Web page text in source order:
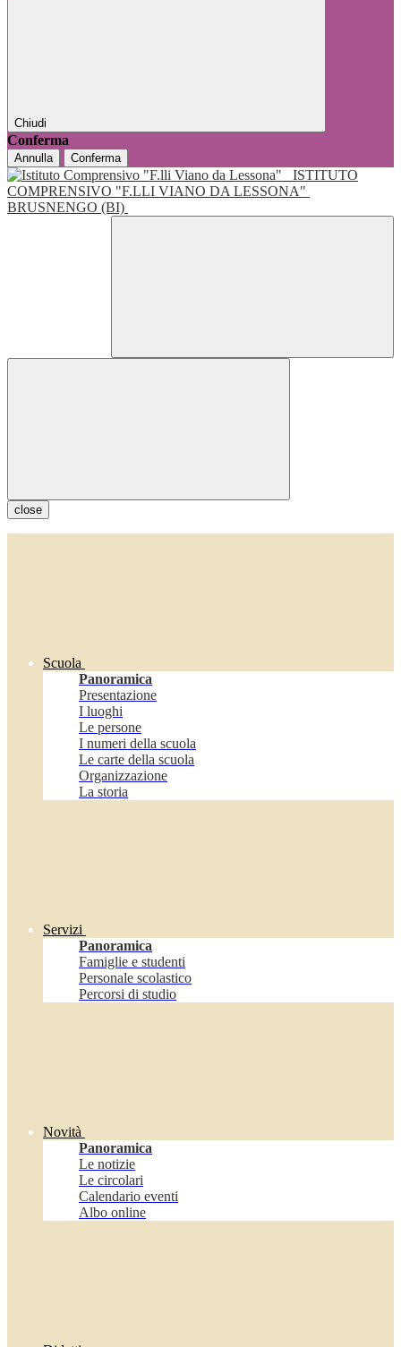
Chiudi
Conferma
Annulla Conferma
ISTITUTO
COMPRENSIVO "F.LLI VIANO DA LESSONA"
BRUSNENGO (BI)
close
Scuola
Panoramica
Presentazione
I luoghi
Le persone
I numeri della scuola
Le carte della scuola
Organizzazione
La storia
Servizi
Panoramica
Famiglie e studenti
Personale scolastico
Percorsi di studio
Novità
Panoramica
Le notizie
Le circolari
Calendario eventi
Albo online